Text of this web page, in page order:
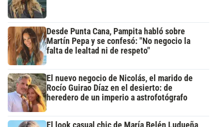
Desde Punta Cana, Pampita habló sobre
Martín Pepa y se confesó: "No negocio la
falta de lealtad ni de respeto"
El nuevo negocio de Nicolás, el marido de
Rocío Guirao Díaz en el desierto: de
heredero de un imperio a astrofotógrafo